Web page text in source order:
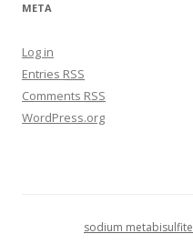
META
Log in
Entries RSS
Comments RSS
WordPress.org
sodium metabisulfite